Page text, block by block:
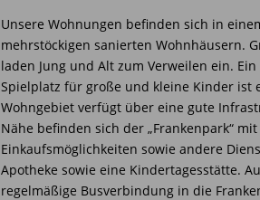
Unsere Wohnungen befinden sich in
mehrstöckigen sanierten Wohnhäusern.
laden Jung und Alt zum Verweilen ein.
Spielplatz für große und kleine Kinder ist
Wohngebiet verfügt über eine gute
Nähe befinden sich der „Frankenpark“
Einkaufsmöglichkeiten sowie andere
Apotheke sowie eine Kindertagesstätte.
regelmäßige Busverbindung in die